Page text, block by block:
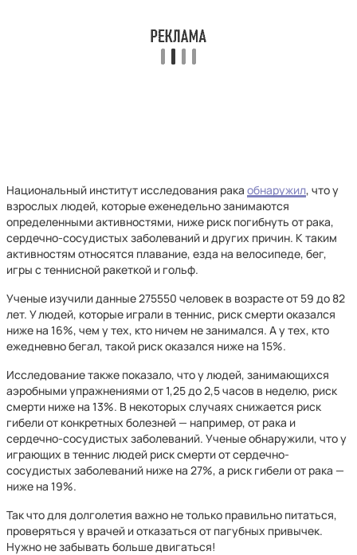
Национальный институт исследования рака обнаружил, что у
взрослых людей, которые еженедельно занимаются
определенными активностями, ниже риск погибнуть от рака,
сердечно-сосудистых заболеваний и других причин. К таким
активностям относятся плавание, езда на велосипеде, бег,
игры с теннисной ракеткой и гольф.
Ученые изучили данные 275550 человек в возрасте от 59 до 82
лет. У людей, которые играли в теннис, риск смерти оказался
ниже на 16%, чем у тех, кто ничем не занимался. А у тех, кто
ежедневно бегал, такой риск оказался ниже на 15%.
Исследование также показало, что у людей, занимающихся
аэробными упражнениями от 1,25 до 2,5 часов в неделю, риск
смерти ниже на 13%. В некоторых случаях снижается риск
гибели от конкретных болезней — например, от рака и
сердечно-сосудистых заболеваний. Ученые обнаружили, что у
играющих в теннис людей риск смерти от сердечно-
сосудистых заболеваний ниже на 27%, а риск гибели от рака —
ниже на 19%.
Так что для долголетия важно не только правильно питаться,
проверяться у врачей и отказаться от пагубных привычек.
Нужно не забывать больше двигаться!